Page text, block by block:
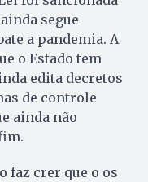
segue
a pandemia. A
o Estado tem
edita decretos
de controle
ainda não
faz crer que o os